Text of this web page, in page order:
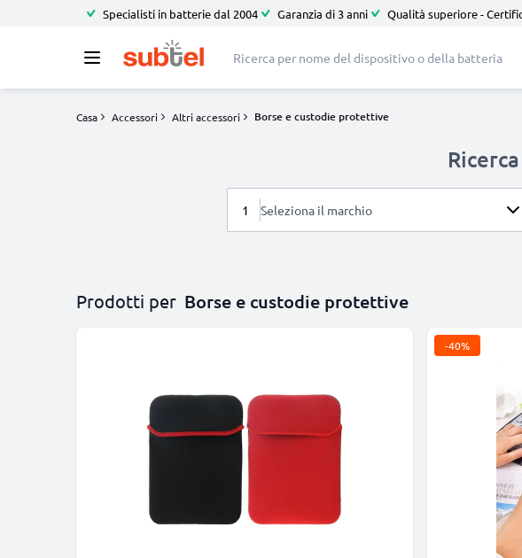
Specialisti in batterie dal 2004 Garanzia di 3 anni Qualità superiore -
Casa Accessori Altri accessori Borse e custodie protettive
1 Seleziona il marchio
Prodotti per Borse e custodie protettive
-40%